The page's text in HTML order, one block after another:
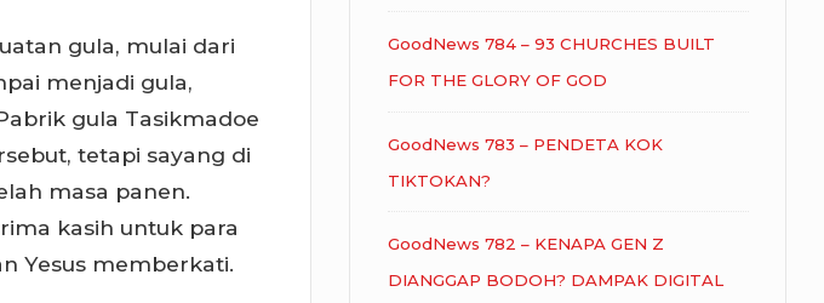
gula, mulai dari
menjadi gula,
gula Tasikmadoe
tetapi sayang di
masa panen.
kasih untuk para
Yesus memberkati.
GoodNews 784 – 93 CHURCHES BUILT
FOR THE GLORY OF GOD
GoodNews 783 – PENDETA KOK
TIKTOKAN?
GoodNews 782 – KENAPA GEN Z
DIANGGAP BODOH? DAMPAK DIGITAL